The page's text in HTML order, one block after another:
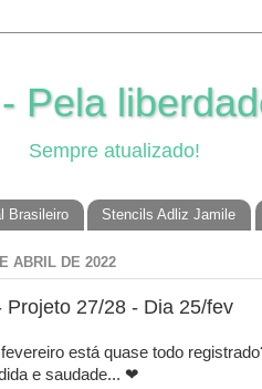
Pela
Sempre atualizado!
Brasileiro Stencils Adliz Jamile
ABRIL DE 2022
Projeto 27/28 - Dia 25/fev
está quase todo
e saudade... ❤